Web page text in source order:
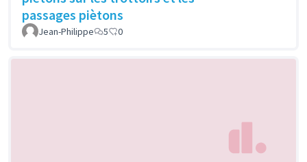
passages piètons
Jean-Philippe 5 0